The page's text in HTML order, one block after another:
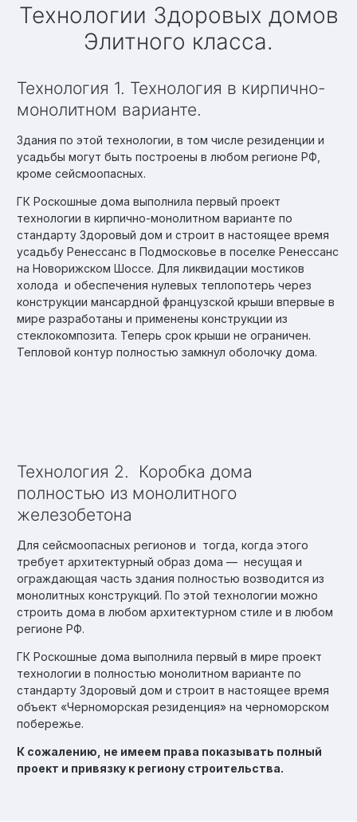
Технологии Здоровых домов
Элитного класса.
Технология 1. Технология в кирпично-
монолитном варианте.
Здания по этой технологии, в том числе резиденции и
усадьбы могут быть построены в любом регионе РФ,
кроме сейсмоопасных.
ГК Роскошные дома выполнила первый проект
технологии в кирпично-монолитном варианте по
стандарту Здоровый дом и строит в настоящее время
усадьбу Ренессанс в Подмосковье в поселке Ренессанс
на Новорижском Шоссе. Для ликвидации мостиков
холода и обеспечения нулевых теплопотерь через
конструкции мансардной французской крыши впервые в
мире разработаны и применены конструкции из
стеклокомпозита. Теперь срок крыши не ограничен.
Тепловой контур полностью замкнул оболочку дома.
Технология 2. Коробка дома
полностью из монолитного
железобетона
Для сейсмоопасных регионов и тогда, когда этого
требует архитектурный образ дома — несущая и
ограждающая часть здания полностью возводится из
монолитных конструкций. По этой технологии можно
строить дома в любом архитектурном стиле и в любом
регионе РФ.
ГК Роскошные дома выполнила первый в мире проект
технологии в полностью монолитном варианте по
стандарту Здоровый дом и строит в настоящее время
объект «Черноморская резиденция» на черноморском
побережье.
К сожалению, не имеем права показывать полный
проект и привязку к региону строительства.